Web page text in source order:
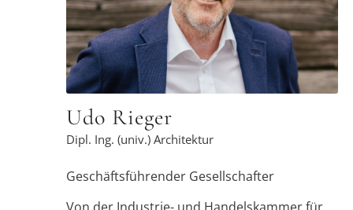
möchte dadurch einen Beitrag für den Erhalt
des baulichen Erbes unserer Vorfahren
leisten.
Udo Rieger
Dipl. Ing. (univ.) Architektur
Geschäftsführender Gesellschafter